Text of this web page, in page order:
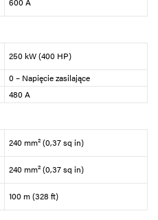
250 kW (400 HP)
0 – Napięcie zasilające
480 A
240 mm² (0,37 sq in)
240 mm² (0,37 sq in)
100 m (328 ft)